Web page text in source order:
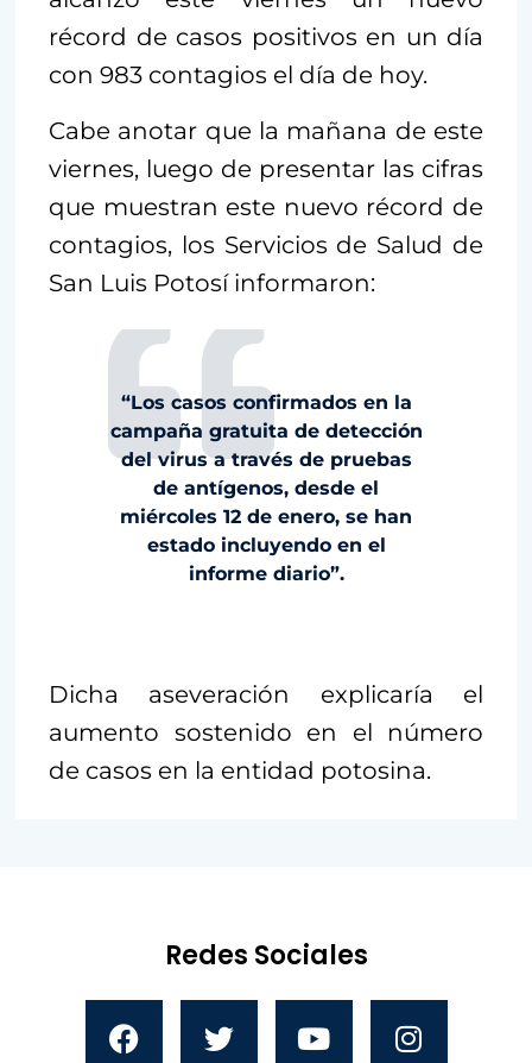
récord de casos positivos en un día
con 983 contagios el día de hoy.
Cabe anotar que la mañana de este
viernes, luego de presentar las cifras
que muestran este nuevo récord de
contagios, los Servicios de Salud de
San Luis Potosí informaron:
“Los casos confirmados en la
campaña gratuita de detección
del virus a través de pruebas
de antígenos, desde el
miércoles 12 de enero, se han
estado incluyendo en el
informe diario”.
Dicha aseveración explicaría el
aumento sostenido en el número
de casos en la entidad potosina.
Redes Sociales